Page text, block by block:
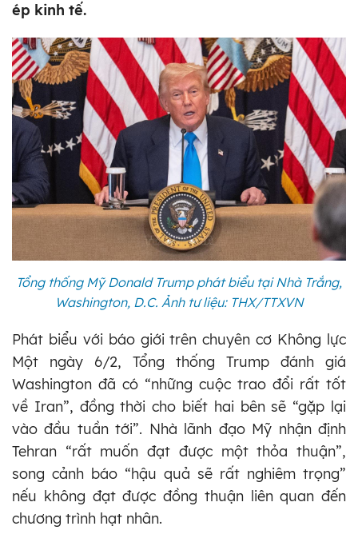
ép kinh tế.
Tổng thống Mỹ Donald Trump phát biểu tại Nhà Trắng,
Washington, D.C. Ảnh tư liệu: THX/TTXVN
Phát biểu với báo giới trên chuyên cơ Không lực
Một ngày 6/2, Tổng thống Trump đánh giá
Washington đã có “những cuộc trao đổi rất tốt
về Iran”, đồng thời cho biết hai bên sẽ “gặp lại
vào đầu tuần tới”. Nhà lãnh đạo Mỹ nhận định
Tehran “rất muốn đạt được một thỏa thuận”,
song cảnh báo “hậu quả sẽ rất nghiêm trọng”
nếu không đạt được đồng thuận liên quan đến
chương trình hạt nhân.